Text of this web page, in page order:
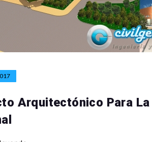
Arquitectónico Para